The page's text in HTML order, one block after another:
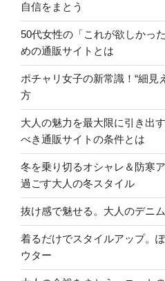
自信をまとう
50代女性の「これが欲しかっ
めの通販サイトとは
ポチャリ女子の新常識！“細見
方
大人の魅力を最大限に引き出
べき通販サイトの条件とは
冬を乗り切るオシャレ＆防寒
過ごす大人の冬スタイル
抜け感で魅せる。大人のデニ
着るだけでスタイルアップ。
ウター